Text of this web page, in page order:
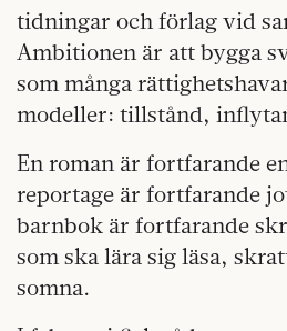
tidningar och förlag vid
Ambitionen är att bygga
som många
modeller: tillstånd,
En roman är fortfarande
reportage är fortfarande
barnbok är fortfarande
som ska lära sig läsa,
somna.